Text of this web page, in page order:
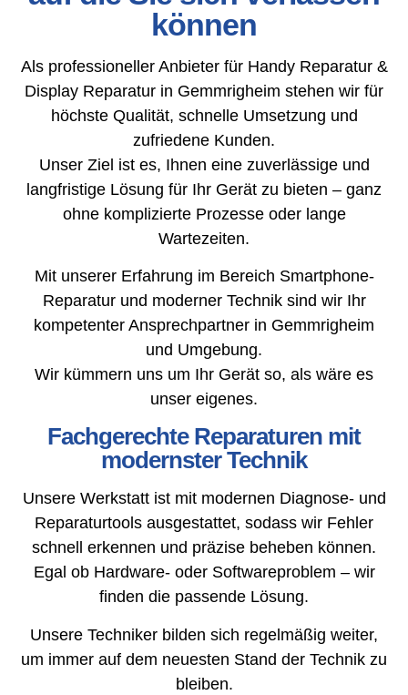
können
Als professioneller Anbieter für Handy Reparatur &
Display Reparatur in Gemmrigheim stehen wir für
höchste Qualität, schnelle Umsetzung und
zufriedene Kunden.
Unser Ziel ist es, Ihnen eine zuverlässige und
langfristige Lösung für Ihr Gerät zu bieten – ganz
ohne komplizierte Prozesse oder lange
Wartezeiten.
Mit unserer Erfahrung im Bereich Smartphone-
Reparatur und moderner Technik sind wir Ihr
kompetenter Ansprechpartner in Gemmrigheim
und Umgebung.
Wir kümmern uns um Ihr Gerät so, als wäre es
unser eigenes.
Fachgerechte Reparaturen mit
modernster Technik
Unsere Werkstatt ist mit modernen Diagnose- und
Reparaturtools ausgestattet, sodass wir Fehler
schnell erkennen und präzise beheben können.
Egal ob Hardware- oder Softwareproblem – wir
finden die passende Lösung.
Unsere Techniker bilden sich regelmäßig weiter,
um immer auf dem neuesten Stand der Technik zu
bleiben.